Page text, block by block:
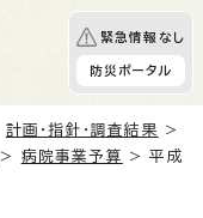
緊急情報なし
防災ポータル
計画・指針・調査結果
>
> 病院事業予算
> 平成